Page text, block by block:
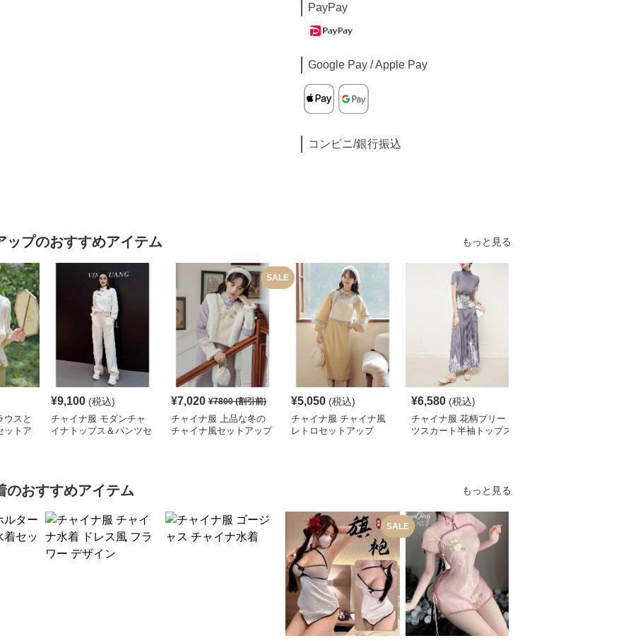
PayPay
Google Pay / Apple Pay
コンビニ/銀行振込
ップのおすすめアイテム もっと見る
ウスと
ットア
¥9,100 (税込)
チャイナ服 モダンチャ
イナトップス＆パンツセ
SALE
¥7,020 ¥7800(割引前)
チャイナ服 上品な冬の
チャイナ風セットアップ
¥5,050 (税込)
チャイナ服 チャイナ風
レトロセットアップ
¥6,580 (税込)
チャイナ服 花柄プリー
ツスカート半袖トップス
のおすすめアイテム もっと見る
SALE